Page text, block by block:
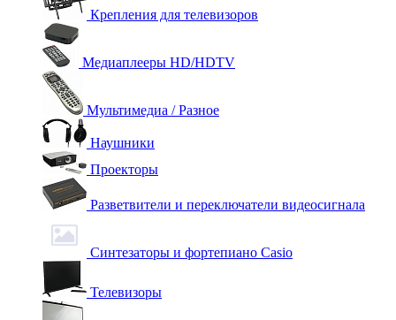
Крепления для телевизоров
Медиаплееры HD/HDTV
Мультимедиа / Разное
Наушники
Проекторы
Разветвители и переключатели видеосигнала
Синтезаторы и фортепиано Casio
Телевизоры